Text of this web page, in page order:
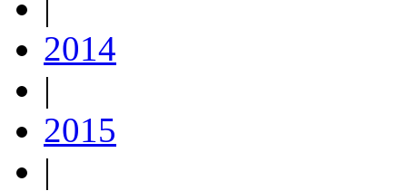
2014
|
2015
|